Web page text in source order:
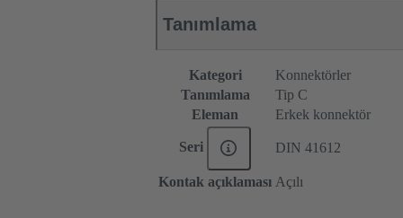
Tanımlama
Kategori
Konnektörler
Tanımlama
Tip C
Eleman
Erkek konnektör
Seri DIN 41612
Kontak açıklaması Açılı